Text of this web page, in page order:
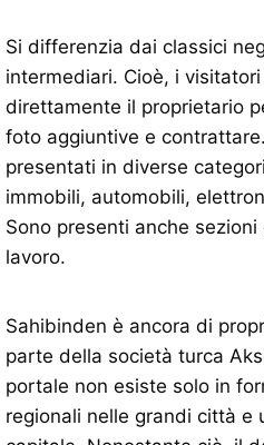
Si differenzia dai classici
intermediari. Cioè, i
direttamente il proprietario
foto aggiuntive e
presentati in diverse
immobili, automobili,
Sono presenti anche
lavoro.
Sahibinden è ancora di
parte della società turca
portale non esiste solo in
regionali nelle grandi città e